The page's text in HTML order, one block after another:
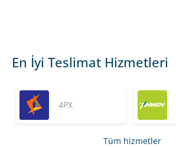
En İyi Teslimat Hizmetleri
4PX
Tüm hizmetler